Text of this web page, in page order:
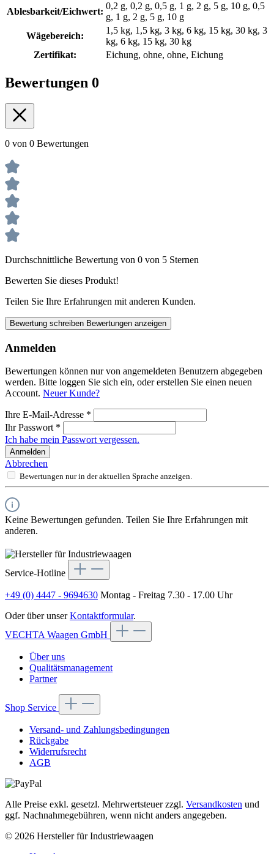
Ablesbarkeit/Eichwert:
0,2 g, 0,2 g, 0,5 g, 1 g, 2 g, 5 g, 10 g, 0,5
g, 1 g, 2 g, 5 g, 10 g
Wägebereich:
1,5 kg, 1,5 kg, 3 kg, 6 kg, 15 kg, 30 kg, 3
kg, 6 kg, 15 kg, 30 kg
Zertifikat:
Eichung, ohne, ohne, Eichung
Bewertungen 0
0 von 0 Bewertungen
Durchschnittliche Bewertung von 0 von 5 Sternen
Bewerten Sie dieses Produkt!
Teilen Sie Ihre Erfahrungen mit anderen Kunden.
Bewertung schreiben Bewertungen anzeigen
Anmelden
Bewertungen können nur von angemeldeten Benutzern abgegeben
werden. Bitte loggen Sie sich ein, oder erstellen Sie einen neuen
Account. Neuer Kunde?
Ihre E-Mail-Adresse *
Ihr Passwort *
Ich habe mein Passwort vergessen.
Anmelden
Abbrechen
Bewertungen nur in der aktuellen Sprache anzeigen.
Keine Bewertungen gefunden. Teilen Sie Ihre Erfahrungen mit
anderen.
Service-Hotline
+49 (0) 4447 - 9694630 Montag - Freitag 7.30 - 17.00 Uhr
Oder über unserKontaktformular.
VECHTA Waagen GmbH
Über uns
Qualitätsmanagement
Partner
Shop Service
Versand- und Zahlungsbedingungen
Rückgabe
Widerrufsrecht
AGB
Alle Preise exkl. gesetzl. Mehrwertsteuer zzgl. Versandkosten und
ggf. Nachnahmegebühren, wenn nicht anders angegeben.
© 2026 Hersteller für Industriewaagen